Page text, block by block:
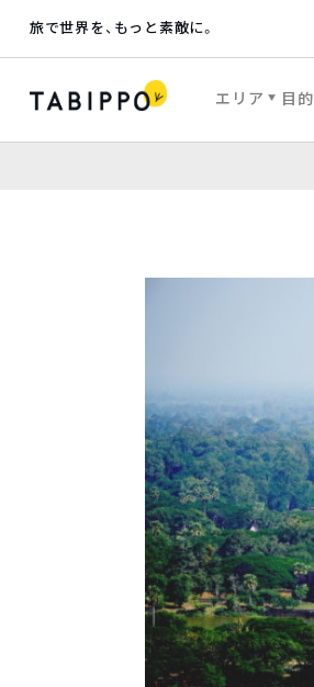
旅で世界を、もっと素敵に。
エリア 目的